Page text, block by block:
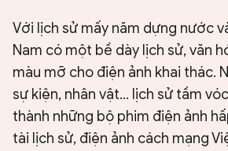
Với lịch sử mấy năm dựng nước
Nam có một bề dày lịch sử, văn
màu mỡ cho điện ảnh khai thác.
sự kiện, nhân vật... lịch sử tầm
thành những bộ phim điện ảnh
tài lịch sử, điện ảnh cách mạng